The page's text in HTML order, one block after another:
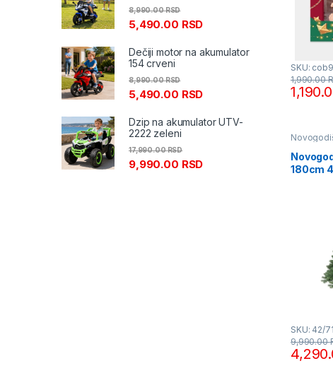
SKU:
1,990.00
180cm
SKU: 42/
9,990.00
5,490.00 RSD
8,990.00RSD
Dečiji motor na akumulator
154 crveni
5,490.00 RSD
8,990.00RSD
Dzip na akumulator UTV-
2222 zeleni
9,990.00 RSD
17,990.00RSD